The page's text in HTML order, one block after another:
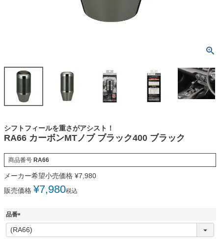
シフトフィールを重さがアシスト！
RA66 カーボンMTノブ ブラック400 ブラック
商品番号 RA66
メーカー希望小売価格 ¥7,980
販売価格 ¥7,980税込
品番
(
必